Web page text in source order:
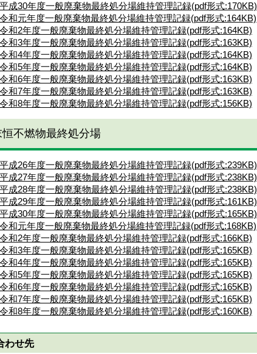
平成30年度一般廃棄物最終処分場維持管理記録(pdf形式:170KB)
令和元年度一般廃棄物最終処分場維持管理記録(pdf形式:164KB)
令和2年度一般廃棄物最終処分場維持管理記録(pdf形式:164KB)
令和3年度一般廃棄物最終処分場維持管理記録(pdf形式:163KB)
令和4年度一般廃棄物最終処分場維持管理記録(pdf形式:164KB)
令和5年度一般廃棄物最終処分場維持管理記録(pdf形式:164KB)
令和6年度一般廃棄物最終処分場維持管理記録(pdf形式:163KB)
令和7年度一般廃棄物最終処分場維持管理記録(pdf形式:163KB)
令和8年度一般廃棄物最終処分場維持管理記録(pdf形式:156KB)
恒不燃物最終処分場
平成26年度一般廃棄物最終処分場維持管理記録(pdf形式:239KB)
平成27年度一般廃棄物最終処分場維持管理記録(pdf形式:238KB)
平成28年度一般廃棄物最終処分場維持管理記録(pdf形式:238KB)
平成29年度一般廃棄物最終処分場維持管理記録(pdf形式:161KB)
平成30年度一般廃棄物最終処分場維持管理記録(pdf形式:165KB)
令和元年度一般廃棄物最終処分場維持管理記録(pdf形式:168KB)
令和2年度一般廃棄物最終処分場維持管理記録(pdf形式:166KB)
令和3年度一般廃棄物最終処分場維持管理記録(pdf形式:165KB)
令和4年度一般廃棄物最終処分場維持管理記録(pdf形式:165KB)
令和5年度一般廃棄物最終処分場維持管理記録(pdf形式:165KB)
令和6年度一般廃棄物最終処分場維持管理記録(pdf形式:165KB)
令和7年度一般廃棄物最終処分場維持管理記録(pdf形式:165KB)
令和8年度一般廃棄物最終処分場維持管理記録(pdf形式:160KB)
わせ先